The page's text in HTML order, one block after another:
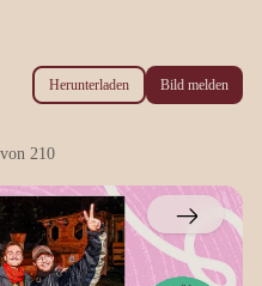
Herunterladen Bild melden
210